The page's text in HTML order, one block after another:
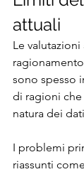
attuali
Le
sono spesso
di ragioni che
natura dei
I problemi
riassunti